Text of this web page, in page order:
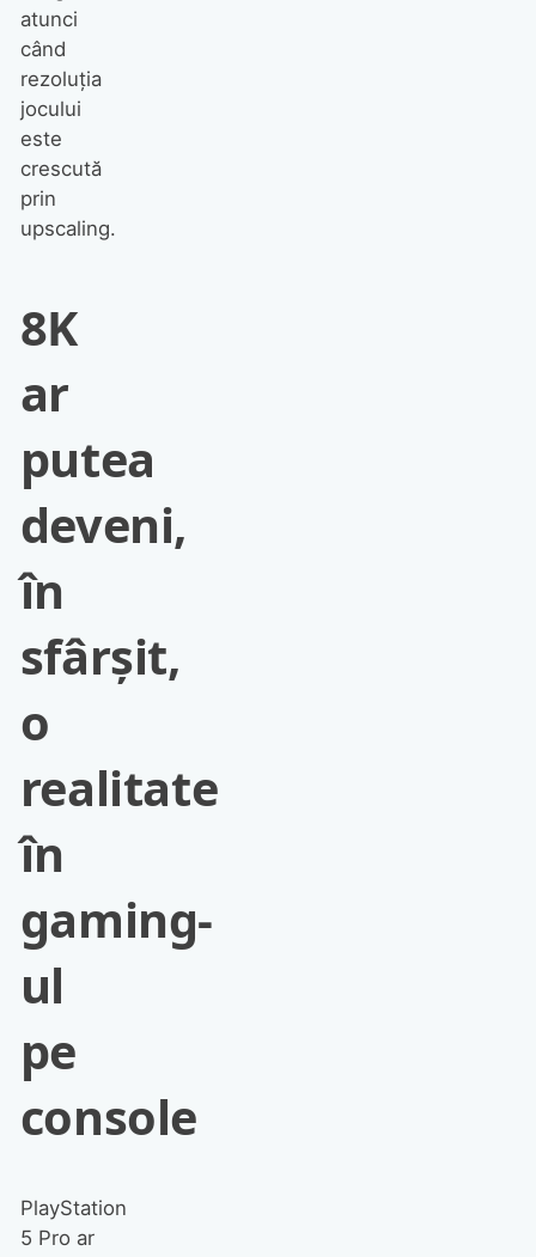
atunci
când
rezoluția
jocului
este
crescută
prin
upscaling.
8K
ar
putea
deveni,
în
sfârșit,
o
realitate
în
gaming-
ul
pe
console
PlayStation
5 Pro ar